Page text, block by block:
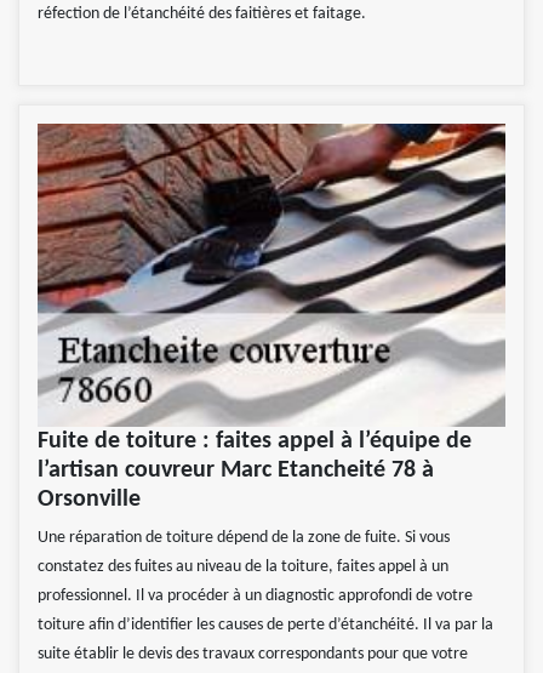
réfection de l’étanchéité des faitières et faitage.
Fuite de toiture : faites appel à l’équipe de
l’artisan couvreur Marc Etancheité 78 à
Orsonville
Une réparation de toiture dépend de la zone de fuite. Si vous
constatez des fuites au niveau de la toiture, faites appel à un
professionnel. Il va procéder à un diagnostic approfondi de votre
toiture afin d’identifier les causes de perte d’étanchéité. Il va par la
suite établir le devis des travaux correspondants pour que votre